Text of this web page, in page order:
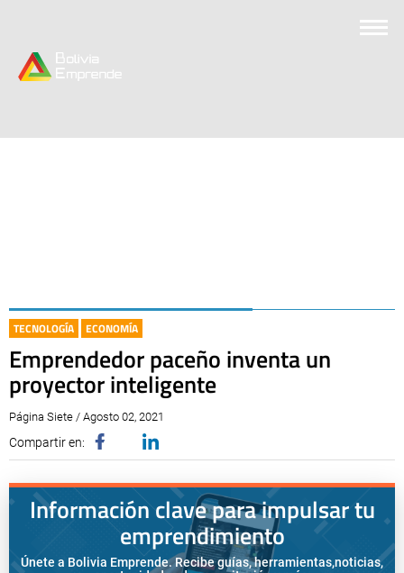
TECNOLOGÍA ECONOMÍA
Emprendedor paceño inventa un
proyector inteligente
Página Siete / Agosto 02, 2021
Compartir en:
Información clave para impulsar tu
emprendimiento
Únete a Bolivia Emprende. Recibe guías, herramientas,noticias,